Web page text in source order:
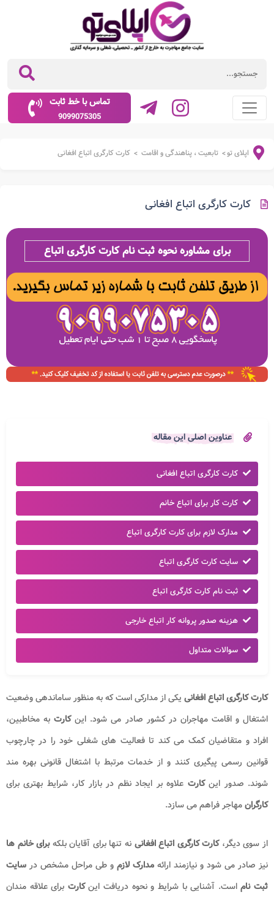
تماس با خط ثابت
9099075305
اپلای تو> تابعیت ، پناهندگی و اقامت > کارت کارگری اتباع افغانی
کارت کارگری اتباع افغانی
برای مشاوره نحوه ثبت نام کارت کارگری اتباع
عناوین اصلی این مقاله
کارت کارگری اتباع افغانی
کارت کار برای اتباع خانم
مدارک لازم برای کارت کارگری اتباع
سایت کارت کارگری اتباع
ثبت نام کارت کارگری اتباع
هزینه صدور پروانه کار اتباع خارجی
سوالات متداول
کارت کارگری اتباع افغانی یکی از مدارکی است که به منظور ساماندهی وضعیت
اشتغال و اقامت مهاجران در کشور صادر می شود. اینکارتبه مخاطبین،
افراد و متقاضیان کمک می کند تا فعالیت های شغلی خود را در چارچوب
قوانین رسمی پیگیری کنند و از خدمات مرتبط با اشتغال قانونی بهره مند
شوند. صدور اینکارت علاوه بر ایجاد نظم در بازار کار، شرایط بهتری برای
کارگرانمهاجر فراهم می سازد.
از سوی دیگر،کارت کارگری اتباع افغانی نه تنها برای آقایان بلکهبرای خانم ها
نیز صادر می شود و نیازمند ارائه مدارک لازم و طی مراحل مشخص در سایت
ثبت ناماست. آشنایی با شرایط و نحوه دریافت اینکارت برای علاقه مندان